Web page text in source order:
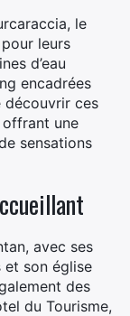
le
leurs
d’eau
encadrées
découvrir ces
une
sensations
avec ses
et son église
des
du Tourisme,